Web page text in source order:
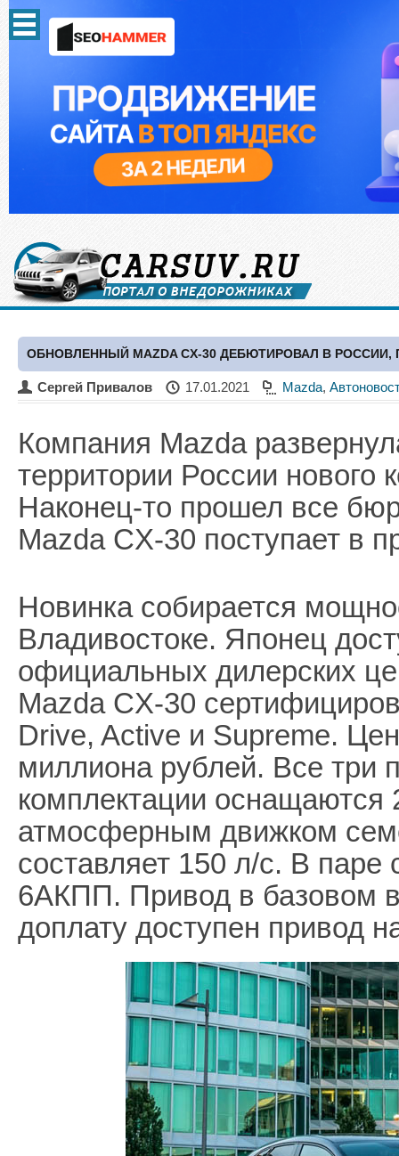
ОБНОВЛЕННЫЙ MAZDA CX-30 ДЕБЮТИРОВАЛ В
Сергей Привалов 17.01.2021 Mazda,
Компания Mazda
территории России нового
Наконец-то прошел все
Mazda CX-30 поступает в
Новинка собирается
Владивостоке. Японец
официальных дилерских
Mazda CX-30
Drive, Active и Supreme.
миллиона рублей. Все три
комплектации
атмосферным движком
составляет 150 л/с. В
6АКПП. Привод в базовом
доплату доступен привод